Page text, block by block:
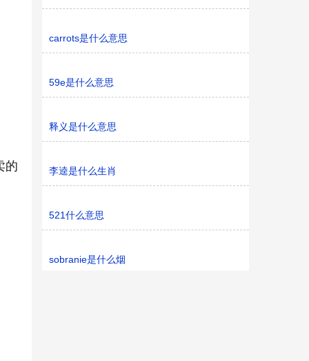
的
carrots是什么意思
59e是什么意思
释义是什么意思
李逵是什么生肖
521什么意思
sobranie是什么烟